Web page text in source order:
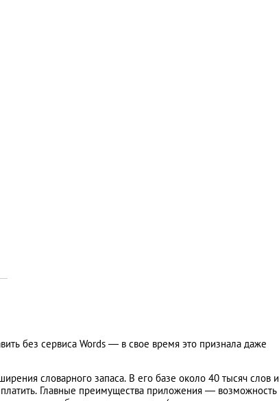
без сервиса Words — в свое время это признала даже
словарного запаса. В его базе около 40 тысяч слов и
Главные преимущества приложения — возможность